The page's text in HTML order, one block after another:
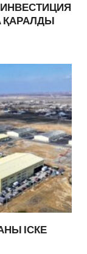
ИНВЕСТИЦИЯ
ҚАРАЛДЫ
ІСКЕ